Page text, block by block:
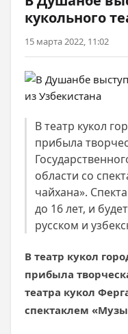
кукольного
15 марта 2022, 11:02
В театр кукол
прибыла
области со
чайхана».
до 16 лет, и
русском и
В театр кукол
прибыла
театра кукол
спектаклем